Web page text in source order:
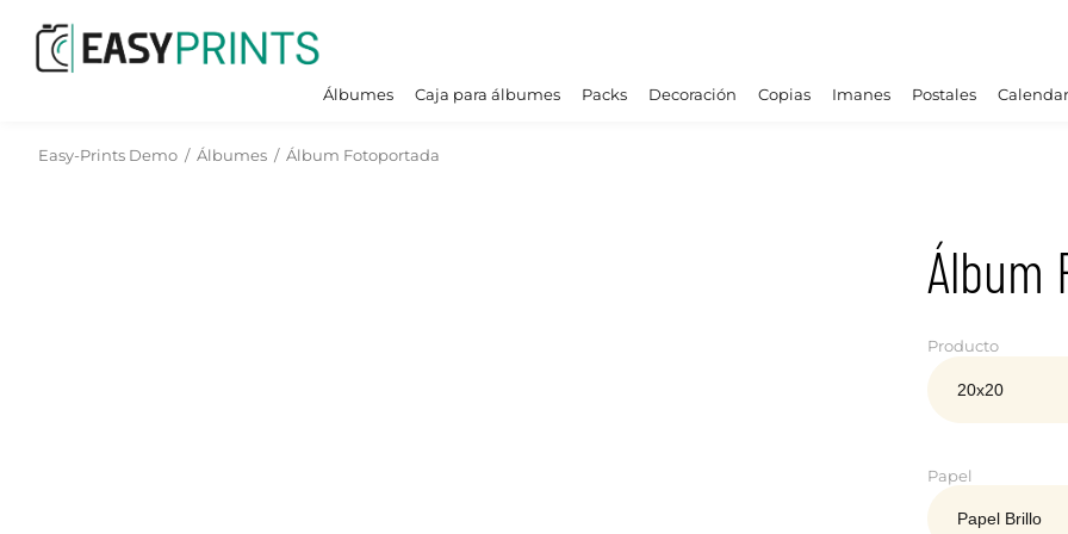
Álbumes Caja para álbumes Packs Decoración Copias Imanes Postales
Easy-Prints Demo / Álbumes / Álbum Fotoportada
Álbum
Producto
Papel